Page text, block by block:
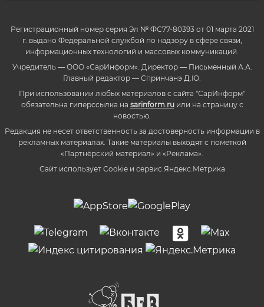
Регистрационный номер серия Эл № ФС77-80393 от 01 марта 2021
г. выдано Федеральной службой по надзору в сфере связи,
информационных технологий и массовых коммуникаций.
Учредитель — ООО «СарИнформ». Директор — Письменный А.А.
Главный редактор — Спринчанэ Д.Ю.
При использовании любых материалов с сайта "СарИнформ"
обязательна гиперссылка на sarinform.ruили на страницу с
новостью.
Редакция не несет ответственность за достоверность информации в
рекламных материалах. Такие материалы выходят с пометкой
«Партнёрский материал» и «Реклама».
Сайт использует Cookie и сервиc Яндекс.Метрика